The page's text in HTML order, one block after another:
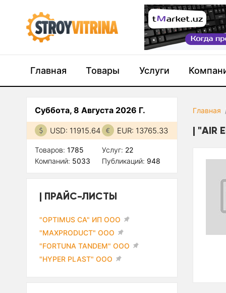
Главная Товары Услуги
Главная
"AIR
Суббота, 8 Августа 2026 Г.
USD: 11915.64 EUR: 13765.33
Товаров: 1785
Компаний: 5033
Услуг: 22
Публикаций: 948
ПРАЙС-ЛИСТЫ
"OPTIMUS CA" ИП ООО
"MAXPRODUCT" ООО
"FORTUNA TANDEM" ООО
"HYPER PLAST" ООО